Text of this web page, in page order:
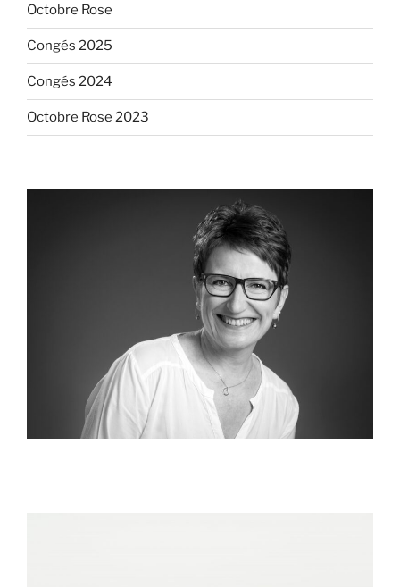
Octobre Rose
Congés 2025
Congés 2024
Octobre Rose 2023